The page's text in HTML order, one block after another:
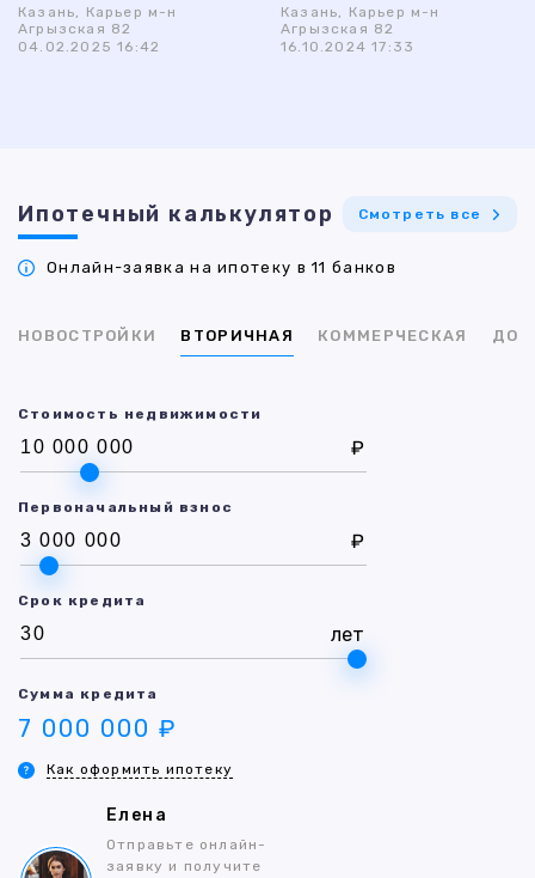
Казань, Карьер м-н
Агрызская 82
04.02.2025 16:42
Казань, Карьер м-н
Агрызская 82
16.10.2024 17:33
Ипотечный калькулятор Смотреть все
Онлайн-заявка на ипотеку в 11 банков
НОВОСТРОЙКИ ВТОРИЧНАЯ КОММЕРЧЕСКАЯ ДОМ
Стоимость недвижимости
₽
Первоначальный взнос
₽
Срок кредита
лет
Сумма кредита
7 000 000 ₽
Как оформить ипотеку
Елена
Отправьте онлайн-
заявку и получите